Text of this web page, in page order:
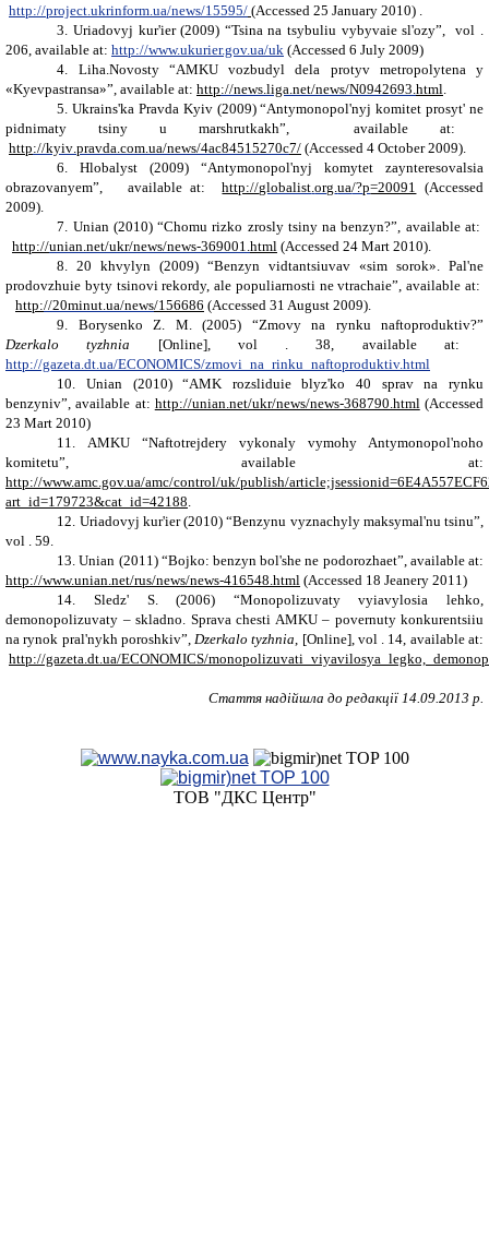
http://project.ukrinform.ua/news/15595/ (Accessed 25 January 2010)
3. Uriadovyj kur'ier (2009) “Tsina na tsybuliu vybyvaie sl'ozy”,vol
206 , available at: http://www.ukurier.gov.ua/uk (Accessed 6 July 2009)
4.
Liha Novosty “AMKUvozbudyl dela protyvmetropolytena y
«Kyevpastransa»”, available at: http://news liga net/news/N0942693. html
5. Ukrains'ka Pravda Kyiv (2009) “Antymonopol'nyj komitet prosyt'ne
pidnimaty tsinyu marshrutkakh”, available at:
http://kyiv pravda com ua/news/4ac84515270c7/ (Accessed 4 October 2009)
6.
Hlobalyst (2009)“Antymonopol'nyj komytet zaynteresovalsia
obrazovanyem”, available at: http://globalist .org .ua/?p=20091
(Accessed
2009)
7. Unian (2010) “Chomu rizko zrosly tsiny na benzyn?”, availableat:
http://unian net/ukr/news/news-369001. html (Accessed 24 Mart 2010)
8.
20khvylyn (2009)“Benzyn vidtantsiuvav «sim sorok». Pal'ne
prodovzhuie byty tsinovi rekordy, ale populiarnosti ne vtrachaie”, availableat:
http://20minut ua/news/156686 (Accessed 31 August 2009)
9.
Borysenko Z. M . (2005) “Zmovy na rynku naftoproduktiv?”
Dzerkalo tyzhnia [Online], vol . 38, available at:
http://gazeta.dt.ua/ECONOMICS/zmovi_na_rinku_naftoproduktiv.html
10.
Unian (2010) “AMK rozsliduie blyz'ko 40 sprav na rynku
benzyniv”,available at: http://unian.net/ukr/news/news-368790.html (Accessed
23 Mart 2010)
11.
AMKU “Naftotrejdery vykonaly vymohy Antymonopol'noho
komitetu”, available at:
http://www.amc.gov.ua/amc/control/uk/publish/
art_id=179723&cat_id=42188
12. Uriadovyj kur'ier (2010) “Benzynu vyznachyly maksymal'nu tsinu”,
vol . 59.
13. Unian (2011) “Bojko: benzyn bol'she ne podorozhaet”, available at:
http://www.unian.net/rus/news/news-416548.html (Accessed 18 Jeanery 2011)
14.
Sledz' S. (2006) “Monopolizuvaty vyiavylosia lehko,
demonopolizuvaty – skladno. Sprava chesti AMKU – povernuty konkurentsiiu
na rynok pral'nykh poroshkiv”, Dzerkalo tyzhnia [Online], vol 14 available at:
http://gazeta.dt.ua/ECONOMICS/
Стаття надійшла до редакції 14.09.2013 р.
ТОВ "ДКС Центр"